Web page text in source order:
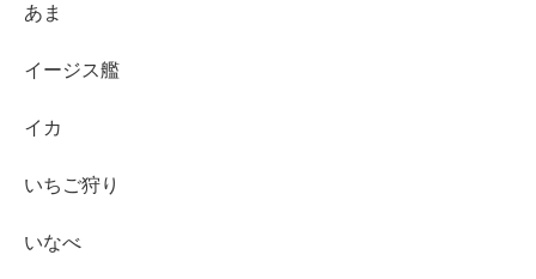
あま
イージス艦
イカ
いちご狩り
いなべ